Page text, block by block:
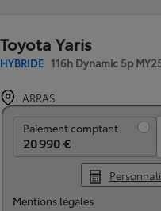
Toyota Yaris
HYBRIDE 116h Dynamic 5p
ARRAS
Paiement comptant
20 990 €
Mentions légales